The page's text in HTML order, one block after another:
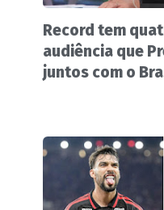
Record tem
audiência que
juntos com o